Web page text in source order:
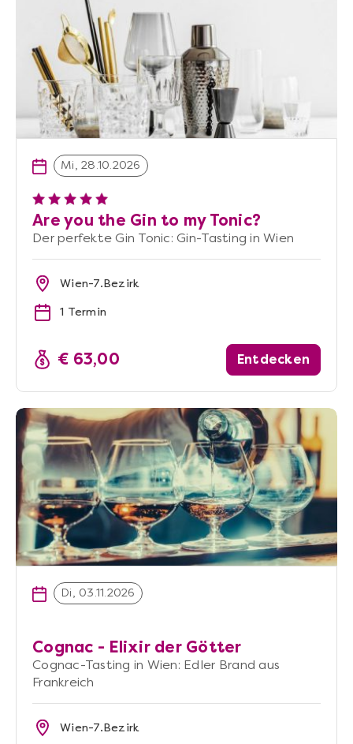
Mi, 28.10.2026
Are you the Gin to my Tonic?
Der perfekte Gin Tonic: Gin-Tasting in Wien
Wien-7.Bezirk
1 Termin
€ 63,00 Entdecken
Di, 03.11.2026
Cognac - Elixir der Götter
Cognac-Tasting in Wien: Edler Brand aus
Frankreich
Wien-7.Bezirk